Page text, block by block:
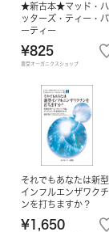
★新古本★マッド・ハ
ッターズ・ティー・パ
ーティー
¥825
豊受オーガニクスショップ
それでもあなたは新型
インフルエンザワクチ
ンを打ちますか？
¥1,650